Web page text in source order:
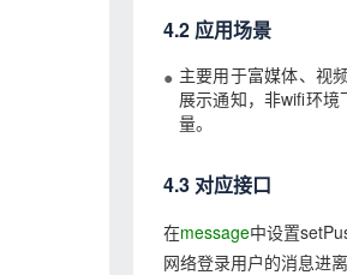
4.2 应用场景
主要用于富媒体、视
展示通知，非wifi环
量。
4.3 对应接口
在message中设置
网络登录用户的消息进